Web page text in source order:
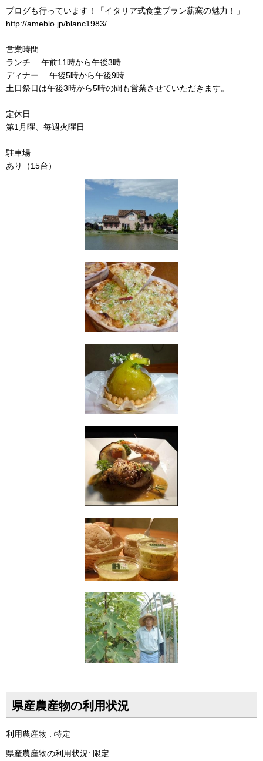
ブログも行っています！「イタリア式食堂ブラン薪窯の魅力！」
http://ameblo.jp/blanc1983/
営業時間
ランチ 午前11時から午後3時
ディナー 午後5時から午後9時
土日祭日は午後3時から5時の間も営業させていただきます。
定休日
第1月曜、毎週火曜日
駐車場
あり（15台）
県産農産物の利用状況
利用農産物 : 特定
県産農産物の利用状況: 限定